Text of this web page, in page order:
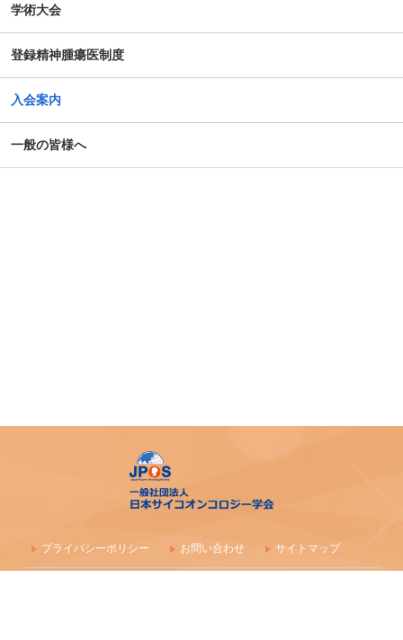
学術大会
登録精神腫瘍医制度
入会案内
一般の皆様へ
プライバシーポリシー お問い合わせ サイトマップ